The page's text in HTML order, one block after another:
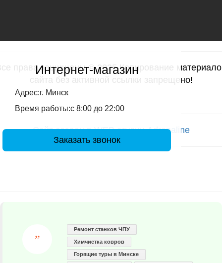
Интернет-магазин
Адрес:г. Минск
Время работы:с 8:00 до 22:00
Заказать звонок
права защищены © 2025 Копирование
сайта без активной ссылки запрещено!
Сайт создан в WEB студии Adrenaline
Ремонт станков ЧПУ
Химчистка ковров
Горящие туры в Минске